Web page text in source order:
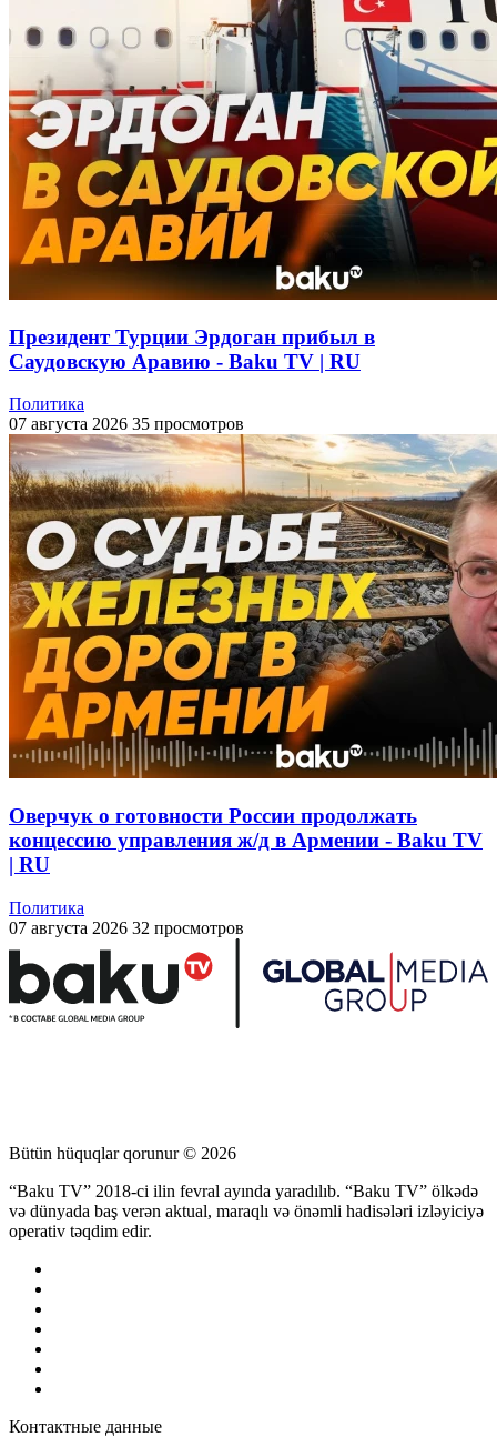
Президент Турции Эрдоган прибыл в
Саудовскую Аравию - Baku TV | RU
Политика
07 августа 2026 35 просмотров
Оверчук о готовности России продолжать
концессию управления ж/д в Армении - Baku TV
| RU
Политика
07 августа 2026 32 просмотров
Bütün hüquqlar qorunur © 2026
“Baku TV” 2018-ci ilin fevral ayında yaradılıb. “Baku TV” ölkədə
və dünyada baş verən aktual, maraqlı və önəmli hadisələri izləyiciyə
operativ təqdim edir.
Контактные данные